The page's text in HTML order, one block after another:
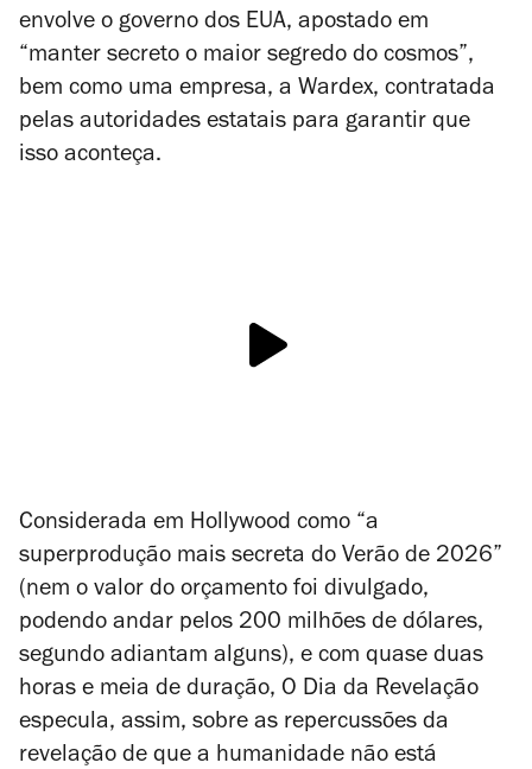
envolve o governo dos EUA, apostado em
“manter secreto o maior segredo do cosmos”,
bem como uma empresa, a Wardex, contratada
pelas autoridades estatais para garantir que
isso aconteça.
Considerada em Hollywood como “a
superprodução mais secreta do Verão de 2026”
(nem o valor do orçamento foi divulgado,
podendo andar pelos 200 milhões de dólares,
segundo adiantam alguns), e com quase duas
horas e meia de duração, O Dia da Revelação
especula, assim, sobre as repercussões da
revelação de que a humanidade não está